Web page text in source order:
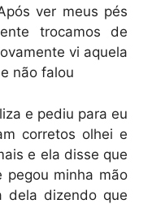
ver meus pés
trocamos de
vi aquela
não falou
e pediu para eu
corretos olhei e
e ela disse que
minha mão
dela dizendo que